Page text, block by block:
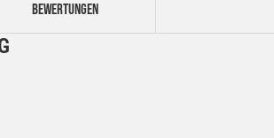
BEWERTUNGEN